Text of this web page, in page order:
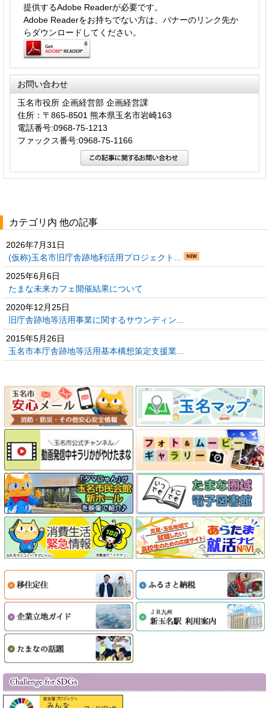
提供するAdobe Readerが必要です。
Adobe Readerをお持ちでない方は、バナーのリンク先か
らダウンロードしてください。
お問い合わせ
玉名市役所 企画経営部 企画経営課
住所：〒865-8501 熊本県玉名市岩崎163
電話番号:0968-75-1213
ファックス番号:0968-75-1166
カテゴリ内 他の記事
2026年7月31日
(仮称)玉名市旧庁舎跡地利活用プロジェクト...
2025年6月6日
たまな未来カフェ開催結果について
2020年12月25日
旧庁舎跡地等活用事業に関するサウンディン...
2015年5月26日
玉名市本庁舎跡地等活用基本構想策定支援業...